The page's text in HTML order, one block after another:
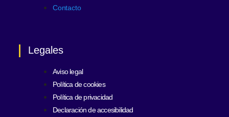
Contacto
Legales
Aviso legal
Política de cookies
Política de privacidad
Declaración de accesibilidad